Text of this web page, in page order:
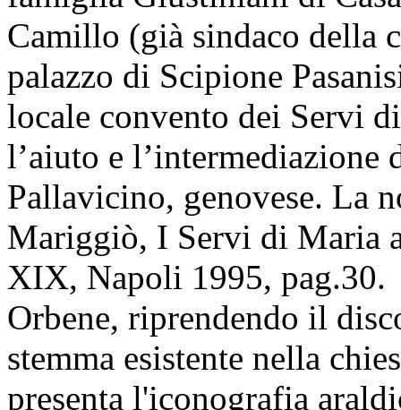
Camillo (già sindaco della
palazzo di Scipione
locale convento dei Servi
l’aiuto e l’intermediazione
Pallavicino, genovese. La
Mariggiò, I Servi di Maria
XIX, Napoli 1995, pag.30.
Orbene, riprendendo il
stemma esistente nella
presenta l'iconografia